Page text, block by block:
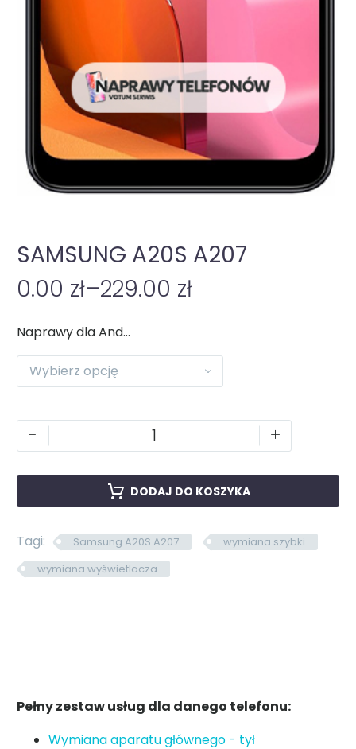
SAMSUNG A20S A207
0.00 zł–229.00 zł
Naprawy dla Android
Wybierz opcję
- +
DODAJ DO KOSZYKA
Tagi: Samsung A20S A207
wymiana szybki
wymiana wyświetlacza
Pełny zestaw usług dla danego telefonu:
Wymiana aparatu głównego - tył